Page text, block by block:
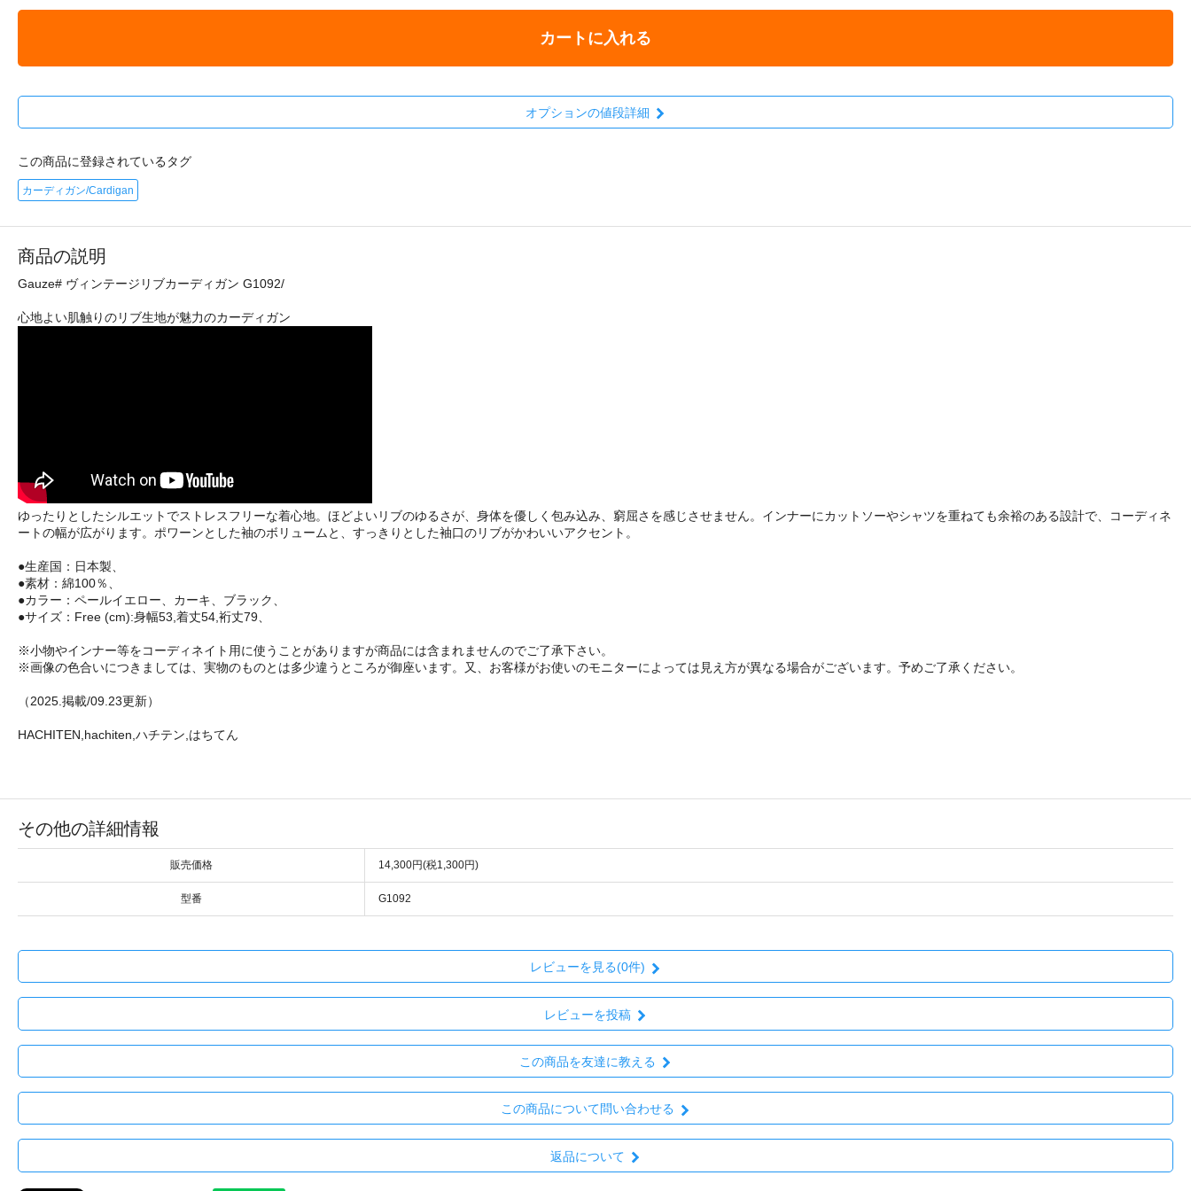
カートに入れる
オプションの値段詳細
この商品に登録されているタグ
カーディガン/Cardigan
商品の説明
Gauze# ヴィンテージリブカーディガン G1092/
心地よい肌触りのリブ生地が魅力のカーディガン
ゆったりとしたシルエットでストレスフリーな着心地。ほどよいリブのゆるさが、身体を優しく包み込み、窮屈さを感じさせません。インナーにカットソーやシャツを重ねても余裕のある設計で、コーディネ
ートの幅が広がります。ポワーンとした袖のボリュームと、すっきりとした袖口のリブがかわいいアクセント。
●生産国：日本製、
●素材：綿100％、
●カラー：ペールイエロー、カーキ、ブラック、
●サイズ：Free (cm):身幅53,着丈54,裄丈79、
※小物やインナー等をコーディネイト用に使うことがありますが商品には含まれませんのでご了承下さい。
※画像の色合いにつきましては、実物のものとは多少違うところが御座います。又、お客様がお使いのモニターによっては見え方が異なる場合がございます。予めご了承ください。
（2025.掲載/09.23更新）
HACHITEN,hachiten,ハチテン,はちてん
その他の詳細情報
販売価格 14,300円(税1,300円)
型番 G1092
レビューを見る(0件)
レビューを投稿
この商品を友達に教える
この商品について問い合わせる
返品について